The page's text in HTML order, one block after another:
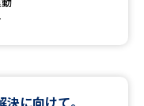
に向けて。